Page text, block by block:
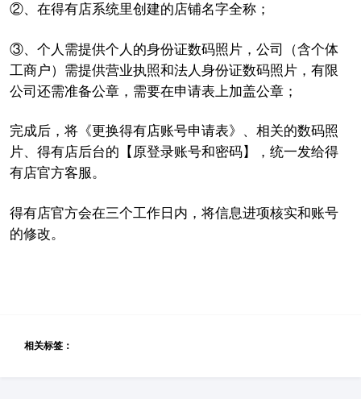
②、在得有店系统里创建的店铺名字全称；
③、个人需提供个人的身份证数码照片， 公司（含个体
工商户）需提供营业执照和法人身份证数码照片，有限
公司还需准备公章，需要在申请表上加盖公章；
完成后，将《更换得有店账号申请表》、相关的数码照
片、 得有店后台的【原登录账号和密码】，统一发给得
有店官方客服。
得有店官方会在三个工作日内，将信息进项核实和账号
的修改。
相关标签：